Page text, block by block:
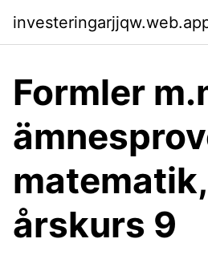
Formler
matematik,
årskurs 9